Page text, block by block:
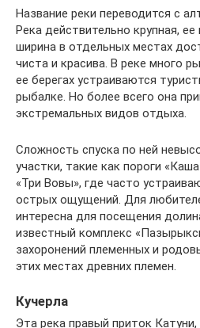
Название реки переводится с
Река действительно крупная,
ширина в отдельных местах
чиста и красива. В реке много
ее берегах устраиваются
рыбалке. Но более всего она
экстремальных видов отдыха.
Сложность спуска по ней
участки, такие как пороги
«Три Вовы», где часто
острых ощущений. Для
интересна для посещения
известный комплекс
захоронений племенных и
этих местах древних племен.
Кучерла
Эта река правый приток